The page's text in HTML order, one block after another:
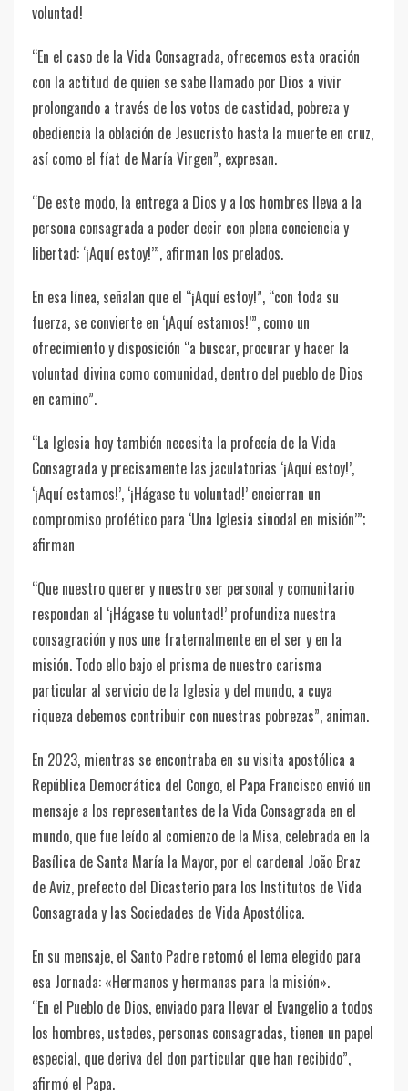
voluntad!
“En el caso de la Vida Consagrada, ofrecemos esta oración
con la actitud de quien se sabe llamado por Dios a vivir
prolongando a través de los votos de castidad, pobreza y
obediencia la oblación de Jesucristo hasta la muerte en cruz,
así como el fíat de María Virgen”, expresan.
“De este modo, la entrega a Dios y a los hombres lleva a la
persona consagrada a poder decir con plena conciencia y
libertad: ‘¡Aquí estoy!’”, afirman los prelados.
En esa línea, señalan que el “¡Aquí estoy!”, “con toda su
fuerza, se convierte en ‘¡Aquí estamos!’”, como un
ofrecimiento y disposición “a buscar, procurar y hacer la
voluntad divina como comunidad, dentro del pueblo de Dios
en camino”.
“La Iglesia hoy también necesita la profecía de la Vida
Consagrada y precisamente las jaculatorias ‘¡Aquí estoy!’,
‘¡Aquí estamos!’, ‘¡Hágase tu voluntad!’ encierran un
compromiso profético para ‘Una Iglesia sinodal en misión’”;
afirman
“Que nuestro querer y nuestro ser personal y comunitario
respondan al ‘¡Hágase tu voluntad!’ profundiza nuestra
consagración y nos une fraternalmente en el ser y en la
misión. Todo ello bajo el prisma de nuestro carisma
particular al servicio de la Iglesia y del mundo, a cuya
riqueza debemos contribuir con nuestras pobrezas”, animan.
En 2023, mientras se encontraba en su visita apostólica a
República Democrática del Congo, el Papa Francisco envió un
mensaje a los representantes de la Vida Consagrada en el
mundo, que fue leído al comienzo de la Misa, celebrada en la
Basílica de Santa María la Mayor, por el cardenal João Braz
de Aviz, prefecto del Dicasterio para los Institutos de Vida
Consagrada y las Sociedades de Vida Apostólica.
En su mensaje, el Santo Padre retomó el lema elegido para
esa Jornada: «Hermanos y hermanas para la misión».
“En el Pueblo de Dios, enviado para llevar el Evangelio a todos
los hombres, ustedes, personas consagradas, tienen un papel
especial, que deriva del don particular que han recibido”,
afirmó el Papa.